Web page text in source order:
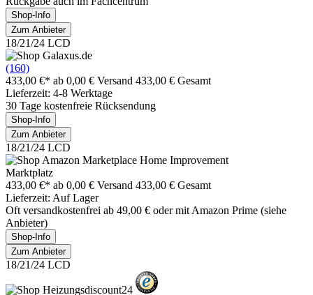
Shop-Info
Zum Anbieter
18/21/24 LCD
(160)
433,00 €* ab 0,00 € Versand 433,00 € Gesamt
Lieferzeit: 4-8 Werktage
30 Tage kostenfreie Rücksendung
Shop-Info
Zum Anbieter
18/21/24 LCD
Marktplatz
433,00 €* ab 0,00 € Versand 433,00 € Gesamt
Lieferzeit: Auf Lager
Oft versandkostenfrei ab 49,00 € oder mit Amazon Prime (siehe
Anbieter)
Shop-Info
Zum Anbieter
18/21/24 LCD